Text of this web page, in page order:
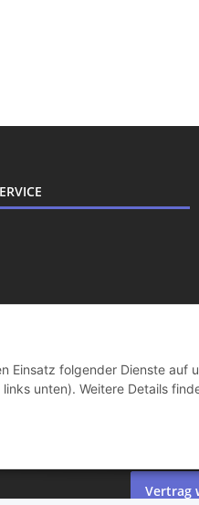
Vertrag
Einsatz folgender Dienste auf
unten). Weitere Details